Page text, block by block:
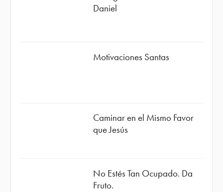
Daniel
Motivaciones Santas
Caminar en el Mismo Favor
que Jesús
No Estés Tan Ocupado. Da
Fruto.